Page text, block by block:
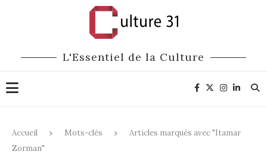
L'Essentiel de la Culture
Accueil Mots-clés
Articles marqués avec "Itamar
Zorman"